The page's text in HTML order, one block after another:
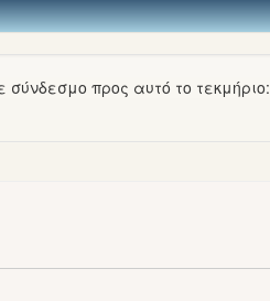
προς αυτό το τεκμήριο: